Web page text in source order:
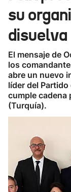
su
disuelva
El mensaje de
los
abre un nuevo
líder del
cumple cadena
(Turquía).